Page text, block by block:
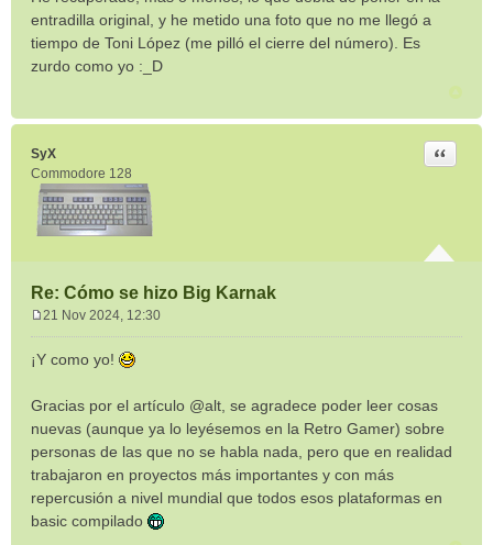
n
s
a
j
entradilla original, y he metido una foto que no me llegó a
tiempo de Toni López (me pilló el cierre del número). Es
zurdo como yo :_D
SyX
Commodore 128
Re: Cómo se hizo Big Karnak
Citar
a
j
e
21 Nov 2024, 12:30
¡Y como yo!
Gracias por el artículo @alt, se agradece poder leer cosas
nuevas (aunque ya lo leyésemos en la Retro Gamer) sobre
personas de las que no se habla nada, pero que en realidad
trabajaron en proyectos más importantes y con más
repercusión a nivel mundial que todos esos plataformas en
basic compilado